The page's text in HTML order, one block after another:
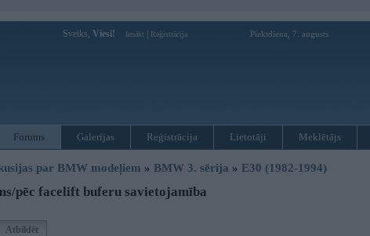
Sveiks, Viesi! Ienākt Reģistrācija Piektdiena, 7. augusts
Forums Galerijas Reģistrācija Lietotāji Meklētājs
par BMW modeļiem » BMW 3. sērija » E30 (1982-1994)
pēc facelift buferu savietojamība
Atbildēt